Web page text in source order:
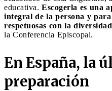
educativa. Escogerla es una
integral de la persona y
respetuosas con la
la Conferencia Episcopal.
En España, la
preparación